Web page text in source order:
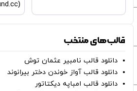
قالب‌های منتخب
دانلود قالب نامبیر عثمان ‌توش
دانلود قالب آواز خوندن دختر بیرانوند
دانلود قالب امباپه دیکتاتور